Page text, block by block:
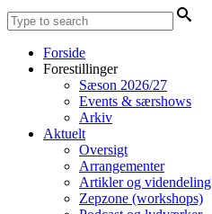
Forside
Forestillinger
Sæson 2026/27
Events & særshows
Arkiv
Aktuelt
Oversigt
Arrangementer
Artikler og videndeling
Zepzone (workshops)